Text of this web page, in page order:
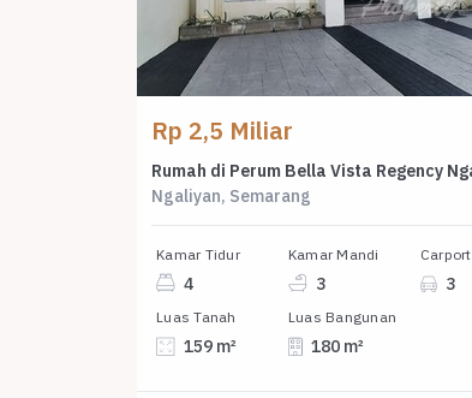
Rp 2,5 Miliar
Ngaliyan, Semarang
Kamar Tidur
4
Kamar Mandi
3
Carport
3
Luas Tanah
159 m²
Luas Bangunan
180 m²